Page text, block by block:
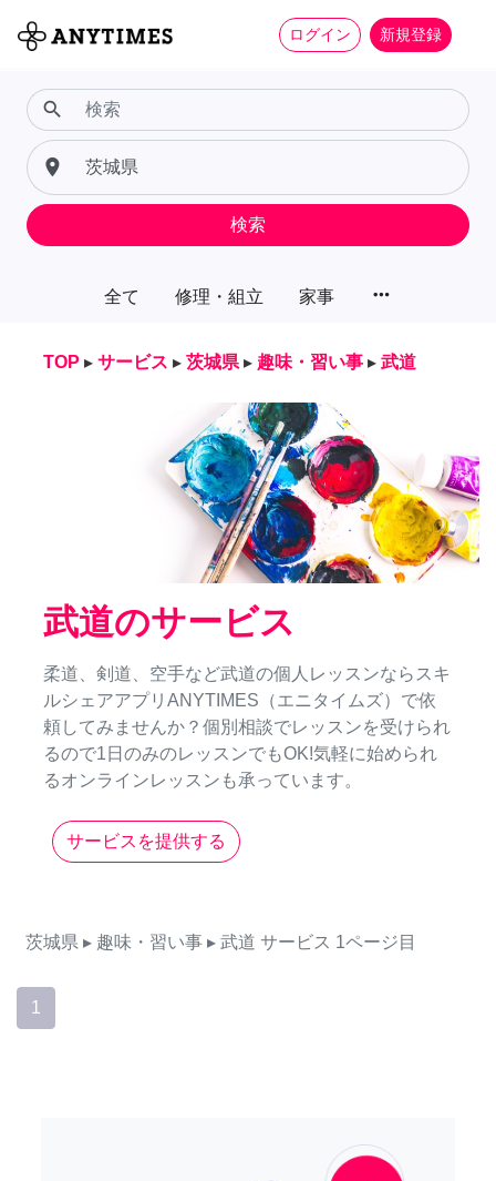
ログイン 新規登録
全て 修理・組立 家事 more_horiz
search
place
検索
TOP ▸ サービス ▸ 茨城県 ▸ 趣味・習い事 ▸ 武道
武道のサービス
柔道、剣道、空手など武道の個人レッスンならスキ
ルシェアアプリANYTIMES（エニタイムズ）で依
頼してみませんか？個別相談でレッスンを受けられ
るので1日のみのレッスンでもOK!気軽に始められ
るオンラインレッスンも承っています。
サービスを提供する
茨城県 ▸ 趣味・習い事 ▸ 武道 サービス 1ページ目
1